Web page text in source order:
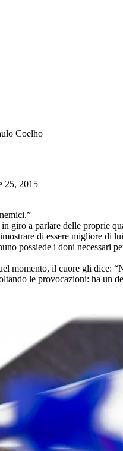
Coelho
25, 2015
giro a parlare delle proprie
di essere migliore di
possiede i doni necessari
momento, il cuore gli dice:
le provocazioni: ha un